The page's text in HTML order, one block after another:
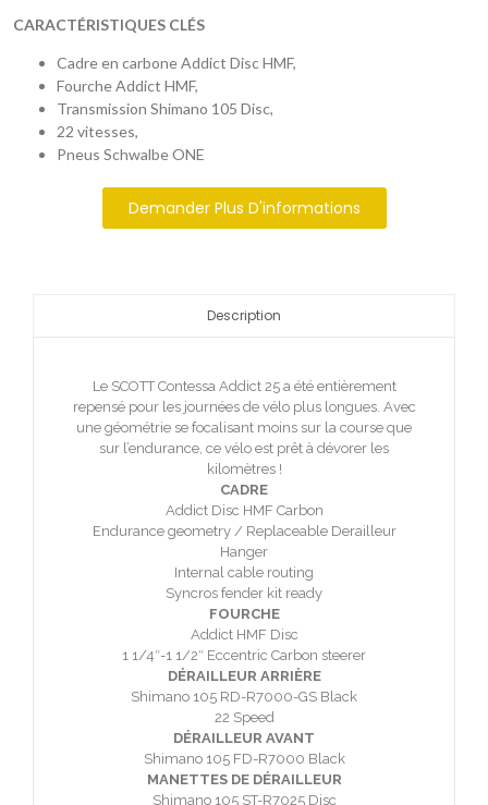
CARACTÉRISTIQUES CLÉS
Cadre en carbone Addict Disc HMF,
Fourche Addict HMF,
Transmission Shimano 105 Disc,
22 vitesses,
Pneus Schwalbe ONE
Demander Plus D'informations
Description
Le SCOTT Contessa Addict 25 a été entièrement
repensé pour les journées de vélo plus longues. Avec
une géométrie se focalisant moins sur la course que
sur l’endurance, ce vélo est prêt à dévorer les
kilomètres !
CADRE
Addict Disc HMF Carbon
Endurance geometry / Replaceable Derailleur
Hanger
Internal cable routing
Syncros fender kit ready
FOURCHE
Addict HMF Disc
1 1/4″-1 1/2″ Eccentric Carbon steerer
DÉRAILLEUR ARRIÈRE
Shimano 105 RD-R7000-GS Black
22 Speed
DÉRAILLEUR AVANT
Shimano 105 FD-R7000 Black
MANETTES DE DÉRAILLEUR
Shimano 105 ST-R7025 Disc